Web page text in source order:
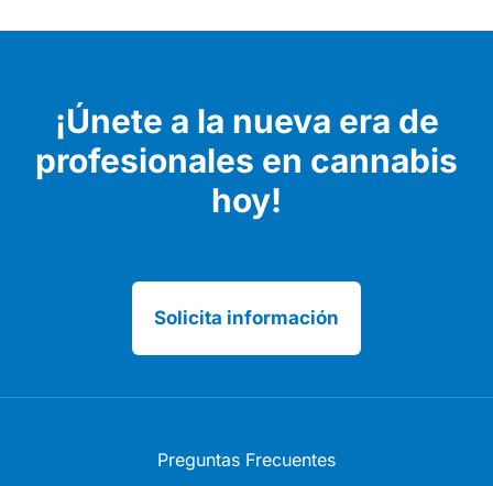
¡Únete a la nueva era de
profesionales en cannabis
hoy!
Solicita información
Preguntas Frecuentes